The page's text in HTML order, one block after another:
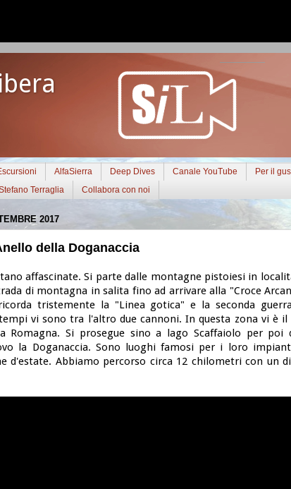
AlfaSierra Deep Dives Canale YouTube Per il
Terraglia Collabora con noi
2017
della Doganaccia
affascinate. Si parte dalle montagne pistoiesi in
di montagna in salita fino ad arrivare alla "Croce
tristemente la "Linea gotica" e la seconda
vi sono tra l'altro due cannoni. In questa zona vi è
Romagna. Si prosegue sino a lago Scaffaiolo per poi
la Doganaccia. Sono luoghi famosi per i loro
d'estate. Abbiamo percorso circa 12 chilometri con un